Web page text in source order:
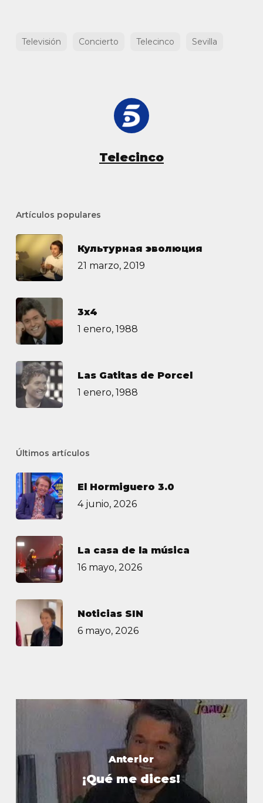
Televisión Concierto Telecinco Sevilla
Telecinco
Artículos populares
Культурная эволюция
21 marzo, 2019
3х4
1 enero, 1988
Las Gatitas de Porcel
1 enero, 1988
Últimos artículos
El Hormiguero 3.0
4 junio, 2026
La casa de la música
16 mayo, 2026
Noticias SIN
6 mayo, 2026
Anterior
¡Qué me dices!